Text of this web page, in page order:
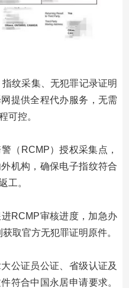
纹采集、无犯罪记录证明
提供全程代办服务，无需
可控。
（RCMP）授权采集点，
机构，确保电子指纹符合
工。
RCMP审核进度，加急办
取官方无犯罪证明原件。
公证员公证、省级认证及
符合中国永居申请要求。